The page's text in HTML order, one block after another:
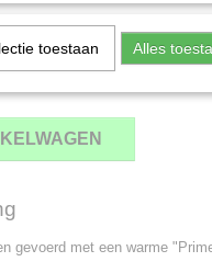
gevoerd met een warme
toestaan Alles